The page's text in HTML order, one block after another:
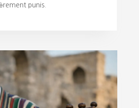
punis.